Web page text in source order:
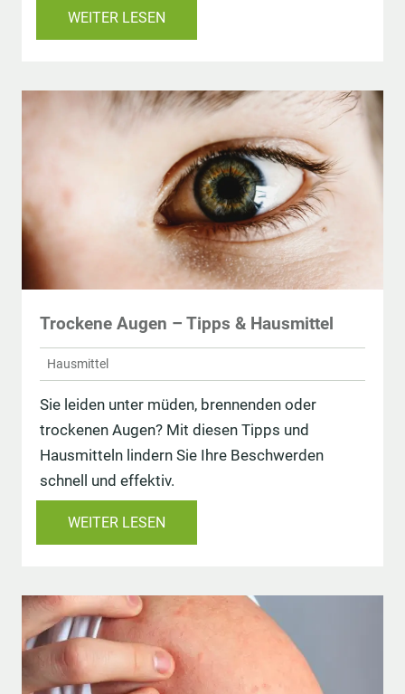
WEITER LESEN
Trockene Augen – Tipps & Hausmittel
Hausmittel
Sie leiden unter müden, brennenden oder
trockenen Augen? Mit diesen Tipps und
Hausmitteln lindern Sie Ihre Beschwerden
schnell und effektiv.
WEITER LESEN